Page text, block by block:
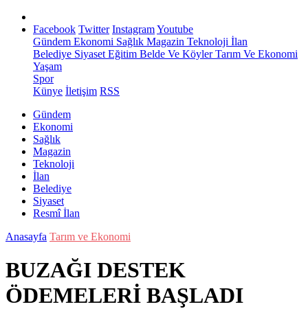
Facebook Twitter InstagramYoutube
Gündem Ekonomi Sağlık Magazin Teknoloji İlan
Belediye Siyaset Eğitim Belde Ve KöylerTarım Ve Ekonomi
Yaşam
Spor
Künye İletişim RSS
Gündem
Ekonomi
Sağlık
Magazin
Teknoloji
İlan
Belediye
Siyaset
Resmî İlan
Anasayfa Tarım ve Ekonomi
BUZAĞI DESTEK
ÖDEMELERİ BAŞLADI